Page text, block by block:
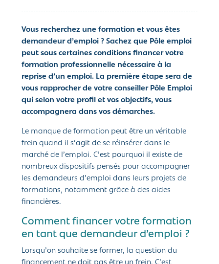
Vous recherchez une formation et vous êtes
demandeur d’emploi ? Sachez que Pôle emploi
peut sous certaines conditions financer votre
formation professionnelle nécessaire à la
reprise d’un emploi. La première étape sera de
vous rapprocher de votre conseiller Pôle Emploi
qui selon votre profil et vos objectifs, vous
accompagnera dans vos démarches.
Le manque de formation peut être un véritable
frein quand il s’agit de se réinsérer dans le
marché de l’emploi. C’est pourquoi il existe de
nombreux dispositifs pensés pour accompagner
les demandeurs d’emploi dans leurs projets de
formations, notamment grâce à des aides
financières.
Comment financer votre formation
en tant que demandeur d’emploi ?
Lorsqu’on souhaite se former, la question du